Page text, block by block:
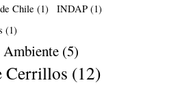
Chile (1) INDAP (1)
(1)
(5)
Cerrillos (12)